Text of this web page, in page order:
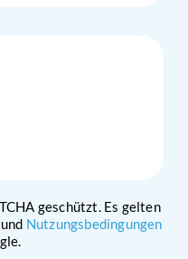
geschützt. Es gelten
Nutzungsbedingungen